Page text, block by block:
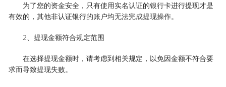
为了您的资金安全，只有使用实名认证的银行卡进行提现才是
有效的，其他非认证银行的账户均无法完成提现操作。
2、提现金额符合规定范围
在选择提现金额时，请考虑到相关规定，以免因金额不符合要
求而导致提现失败。